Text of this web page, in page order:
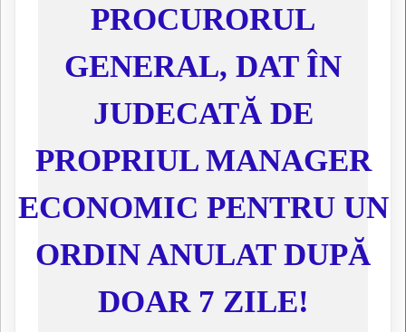
PROCURORUL
GENERAL, DAT ÎN
JUDECATĂ DE
PROPRIUL MANAGER
ECONOMIC PENTRU UN
ORDIN ANULAT DUPĂ
DOAR 7 ZILE!